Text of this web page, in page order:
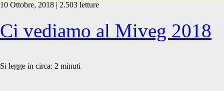
Tag:
<span>ravola
10 Ottobre, 2018 | 2.503 letture
Ci vediamo al Miveg 2018
Si legge in circa: 2 minuti